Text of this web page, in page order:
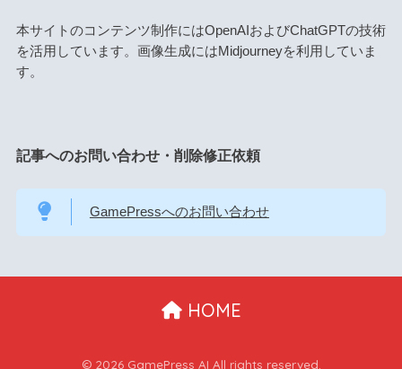
本サイトのコンテンツ制作にはOpenAIおよびChatGPTの技術
を活用しています。画像生成にはMidjourneyを利用していま
す。
記事へのお問い合わせ・削除修正依頼
GamePressへのお問い合わせ
HOME
© 2026 GamePress AI All rights reserved.